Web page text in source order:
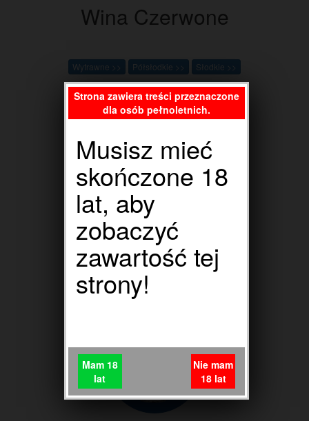
Wina Czerwone
Wytrawne >> Półsłodkie >> Słodkie >>
Wina Różowe
Wytrawne >>
Strona zawiera treści przeznaczone
dla osób pełnoletnich.
Musisz mieć
skończone 18
lat, aby
zobaczyć
zawartość tej
strony!
Mam 18
lat
Nie mam
18 lat